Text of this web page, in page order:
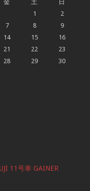
金 土
日
1
2
7 8
9
14 15
16
21 22
23
28 29
30
11号車 GAINER